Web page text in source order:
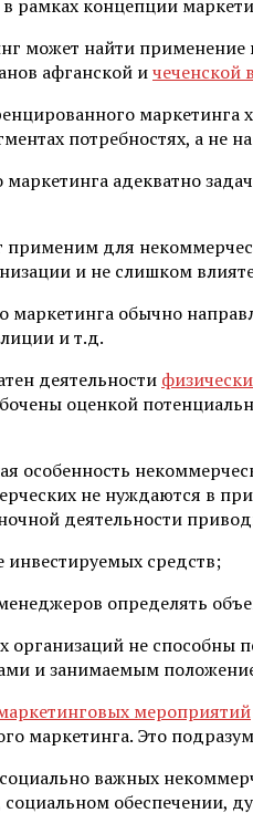
рамках концепции
найти применение
афганской ичеченской
маркетинга
потребностях, а не
адекватно
для
и не слишком
обычно
и т.д.
деятельности
оценкой
особенность
не нуждаются в
деятельности
инвестируемых средств;
определять
не способны
и занимаемым
мероприятий
маркетинга. Это
важных
обеспечении,